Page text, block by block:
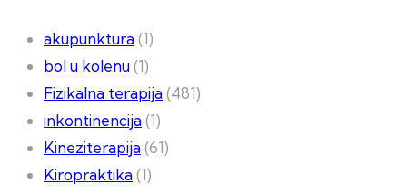
akupunktura(1)
bol u kolenu(1)
Fizikalna terapija(481)
inkontinencija(1)
Kineziterapija(61)
Kiropraktika(1)